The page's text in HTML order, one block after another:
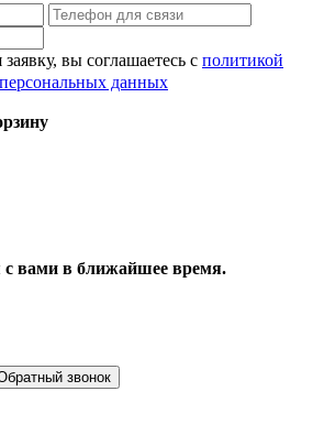
заявку, вы соглашаетесь с политикой
данных
вами в ближайшее время.
звонок